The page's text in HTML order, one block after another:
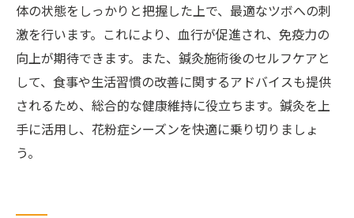
体の状態をしっかりと把握した上で、最適なツボへの刺
激を行います。これにより、血行が促進され、免疫力の
向上が期待できます。また、鍼灸施術後のセルフケアと
して、食事や生活習慣の改善に関するアドバイスも提供
されるため、総合的な健康維持に役立ちます。鍼灸を上
手に活用し、花粉症シーズンを快適に乗り切りましょ
う。